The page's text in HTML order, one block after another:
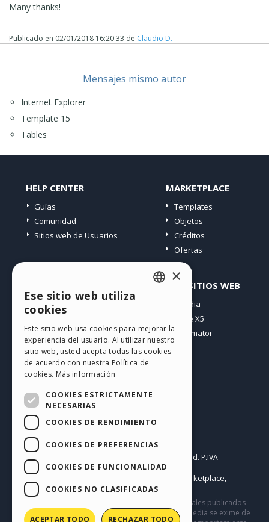
Many thanks!
Publicado en 02/01/2018 16:20:33 de Claudio D.
Mensajes mismo autor
Internet Explorer
Template 15
Tables
HELP CENTER
Guías
Comunidad
Sitios web de Usuarios
MARKETPLACE
Templates
Objetos
Créditos
Ofertas
Mis post
Mis download
Espacio Web
Mis Créditos
OTROS SITIOS WEB
Incomedia
WebSite X5
WebAnimator
Español
Copyright © 2026
All rights reserved. P.IVA
IT07514640015
Help Center / Marketplace,
Templates,Objects|Privacy Policy
Este sitio contiene comentarios, opiniones y materiales publicados
por los usuarios solo con fines informativos. Incomedia se exime de
GERMAN
SPANISH
RUSSIAN
FRENCH
×
Ese sitio web utiliza
cookies
Este sitio web usa cookies para mejorar la
experiencia del usuario. Al utilizar nuestro
sitio web, usted acepta todas las cookies
de acuerdo con nuestra Política de
cookies. Más información
COOKIES ESTRICTAMENTE
NECESARIAS
COOKIES DE RENDIMIENTO
COOKIES DE PREFERENCIAS
COOKIES DE FUNCIONALIDAD
COOKIES NO CLASIFICADAS
ACEPTAR TODO RECHAZAR TODO